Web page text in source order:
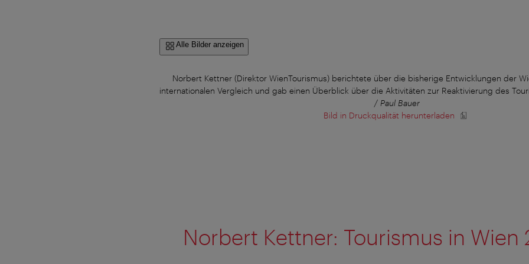
Alle Bilder anzeigen
Norbert Kettner (Direktor WienTourismus) berichtete über die bisherige Entwicklungen der
internationalen Vergleich und gab einen Überblick über die Aktivitäten zur Reaktivierung des
/ Paul Bauer
Bild in Druckqualität herunterladen
Norbert Kettner: Tourismus in Wien